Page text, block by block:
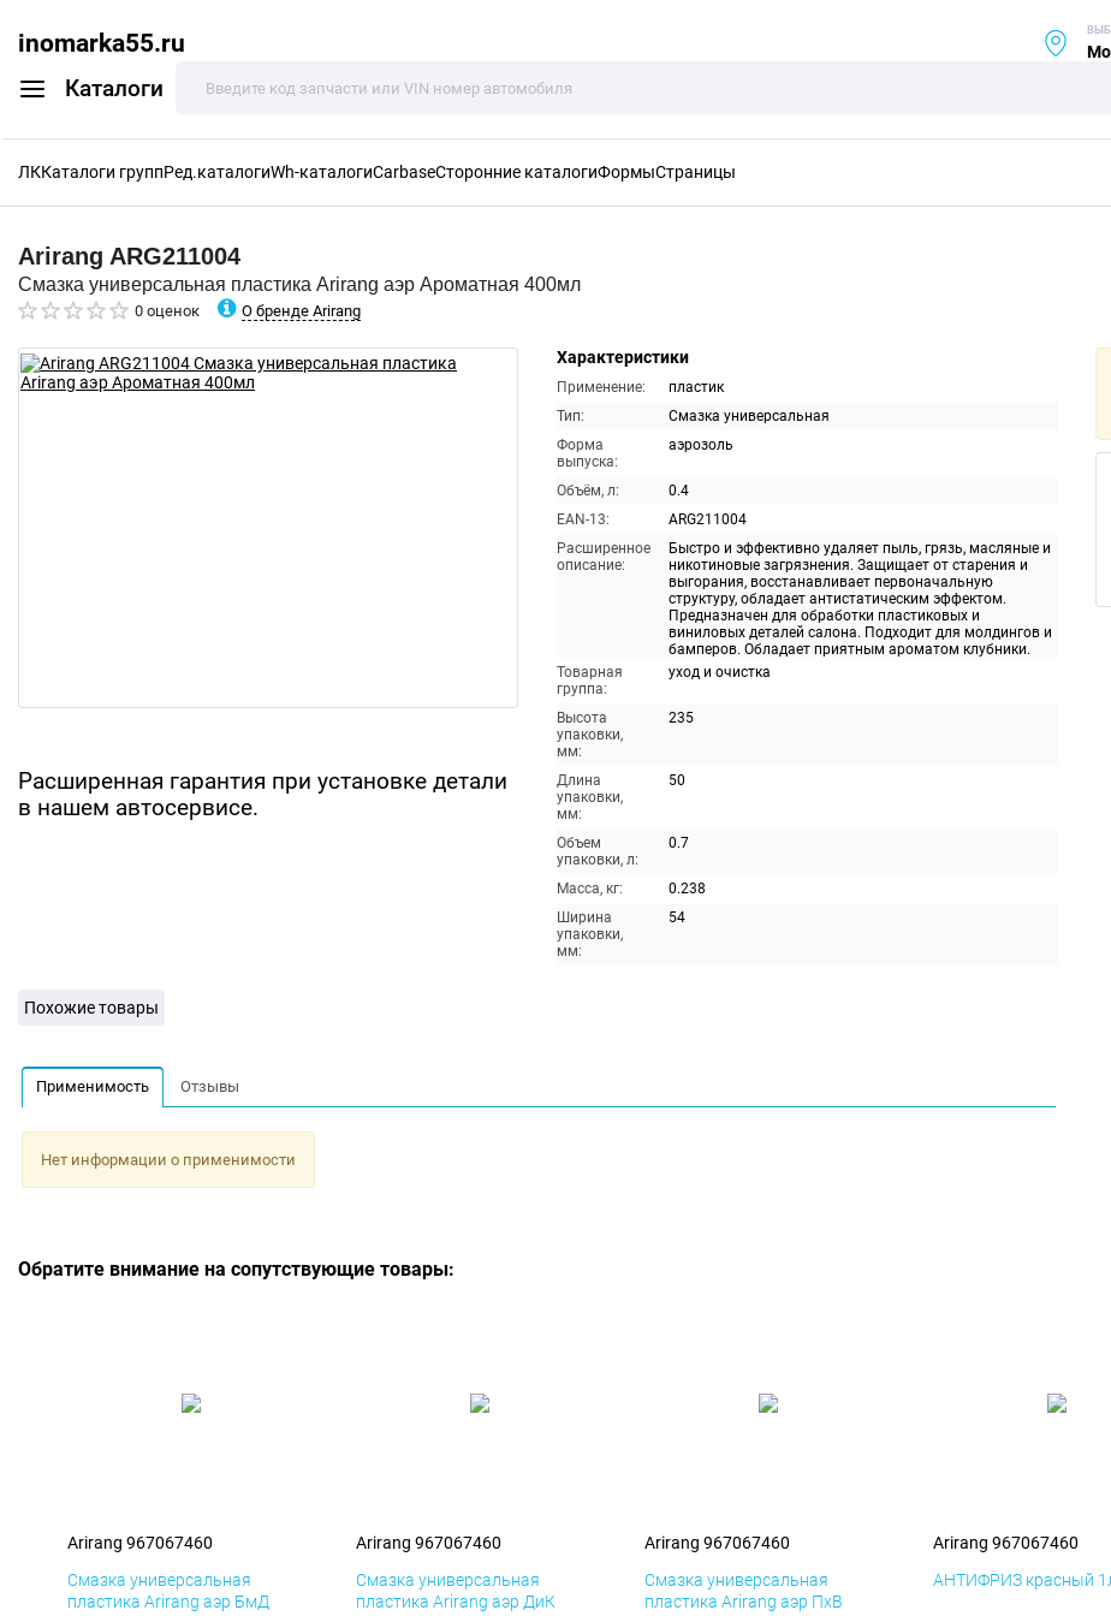
inomarka55.ru
Каталоги
ЛККаталоги группРед.каталогиWh-каталогиCarbaseСторонние каталогиФормыСтраницы
Arirang ARG211004
Смазка универсальная пластика Arirang аэр Ароматная 400мл
0 оценок О бренде Arirang
Расширенная гарантия при установке детали
в нашем автосервисе.
Характеристики
Применение:
пластик
Тип:
Смазка универсальная
Форма
выпуска:
аэрозоль
Объём, л:
0.4
EAN-13:
ARG211004
Расширенное
описание:
Быстро и эффективно удаляет пыль, грязь, масляные и
никотиновые загрязнения. Защищает от старения и
выгорания, восстанавливает первоначальную
структуру, обладает антистатическим эффектом.
Предназначен для обработки пластиковых и
виниловых деталей салона. Подходит для молдингов и
бамперов. Обладает приятным ароматом клубники.
Товарная
группа:
уход и очистка
Высота
упаковки,
мм:
235
Длина
упаковки,
мм:
50
Объем
упаковки, л:
0.7
Масса, кг:
0.238
Ширина
упаковки,
мм:
54
Похожие товары
Применимость Отзывы
Нет информации о применимости
Обратите внимание на сопутствующие товары:
Arirang 967067460
Смазка универсальная
пластика Arirang аэр БмД
Arirang 967067460
Смазка универсальная
пластика Arirang аэр ДиК
Arirang 967067460
Смазка универсальная
пластика Arirang аэр ПхВ
Arirang 967067460
АНТИФРИЗ красный